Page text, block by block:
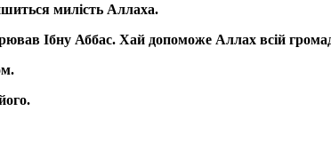
милість Аллаха.
Ібну Аббас. Хай допоможе Аллах всій